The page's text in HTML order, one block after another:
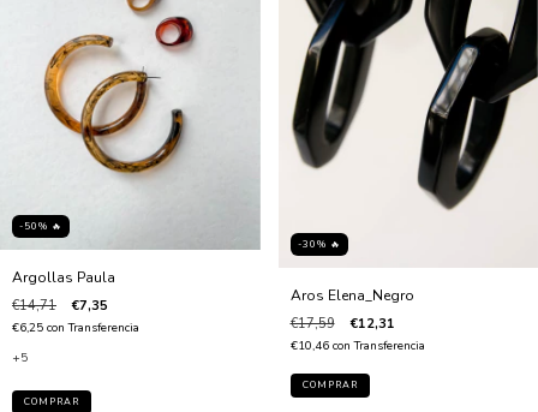
-50% 🔥
Argollas Paula
€14,71 €7,35
€6,25 con Transferencia
+5
COMPRAR
-30% 🔥
Aros Elena_Negro
€17,59 €12,31
€10,46 con Transferencia